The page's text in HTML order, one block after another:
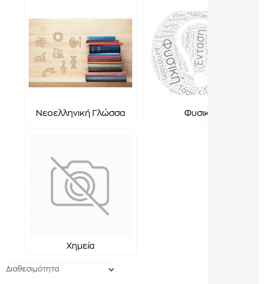
Νεοελληνική Γλώσσα Φυσική
Χημεία